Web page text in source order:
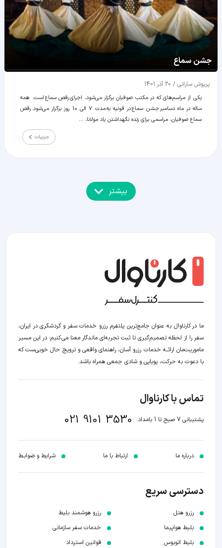
جشن سماع
پریوش سارانی / 20 آذر 1401
یکی از مراسم‌های که در مکتب صوفیان برگزار می‌شود، اجرای رقص سماع است. همه
ساله در ماه دسامبر جشن سماع در قونیه به مدت 7 الی 10 روز برگزار می‌شود. رقص
سماع صوفیان، مراسمی برای زنده نگهداشتن یاد مولانا، ...
جزییات
بیشتر
ما در کارناوال به عنوان جامع‌ترین پلتفرم رزرو خدمات سفر و گردشگری در ایران،
سفر را از لحظه‌ تصمیم‌گیری تا ثبت تجربه‌ای ماندگار معنا می‌کنیم؛ در این مسیر‍
ماموریت‌مان اراﺋــﻪ خدمات رزرو آسان، راهنمای واقعی و ترویج حال خوبی‌ست که
با دعوت به حرکت، پویایی و شادی جمعی همراه باشد.
تماس با کارناوال
پشتیبانی 7 صبح تا 1 بامداد: 021 9101 3530
درباره ما ارتباط با ما شرایط و ضوابـط
دسترسی سریع
رزرو هتل
بلیط هواپیما
بلیط اتوبوس
رزرو هوشمند بلیط
خدمات سفر سازمانی
قوانین استرداد